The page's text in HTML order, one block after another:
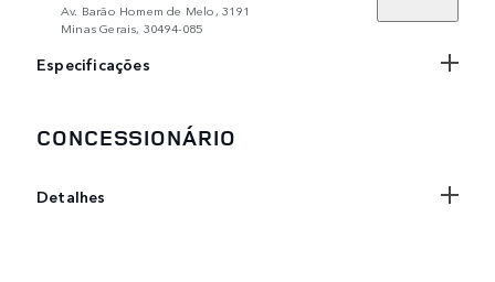
Av. Barão Homem de Melo, 3191
Minas Gerais, 30494-085
Especificações
CONCESSIONÁRIO
Detalhes